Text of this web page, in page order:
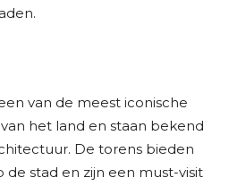
van de meest iconische
het land en staan bekend
De torens bieden
stad en zijn een must-visit